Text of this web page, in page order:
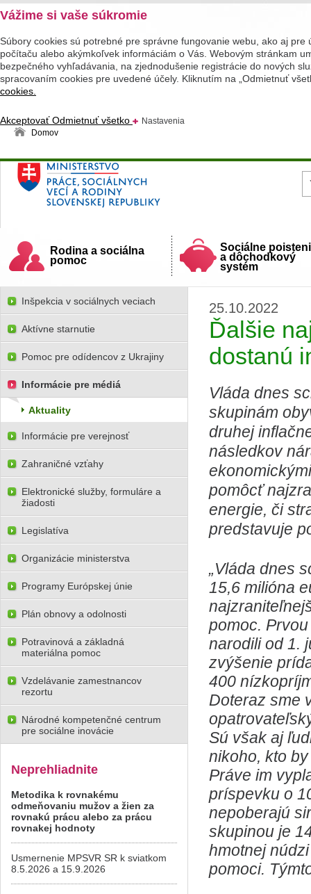
Vážime si vaše súkromie
Súbory cookies sú potrebné pre správne fungovanie webu, ako aj
počítaču alebo akýmkoľvek informáciám o Vás. Webovým stránkam
bezpečného vyhľadávania, na zjednodušenie registrácie do nových
spracovaním cookies pre uvedené účely. Kliknutím na „Odmietnuť
cookies.
AkceptovaťOdmietnuť všetko
Nastavenia
Domov
Ministerstvo práce, sociálnych vecí a rodiny
Slovenskej republiky
Rodina a sociálna
pomoc
Sociálne
a dôchodkový
systém
25.10.2022
Ďalšie
dostanú
Vláda dnes
skupinám
druhej
následkov
pomôcť
energie, či
predstavuje
„Vláda dnes
15,6 milióna
pomoc.
narodili od 1.
zvýšenie
400
Doteraz sme
Sú však aj
nikoho, kto
Práve im
príspevku o
nepoberajú
skupinou je
hmotnej
pomoci.
Inšpekcia v sociálnych veciach
Aktívne starnutie
Pomoc pre odídencov z Ukrajiny
Informácie pre médiá
Aktuality
Informácie pre verejnosť
Zahraničné vzťahy
Elektronické služby, formuláre a
žiadosti
Legislatíva
Organizácie ministerstva
Programy Európskej únie
Plán obnovy a odolnosti
Potravinová a základná
materiálna pomoc
Vzdelávanie zamestnancov
rezortu
Národné kompetenčné centrum
pre sociálne inovácie
Neprehliadnite
Metodika k rovnakému
odmeňovaniu mužov a žien za
rovnakú prácu alebo za prácu
rovnakej hodnoty
Usmernenie MPSVR SR k sviatkom
8.5.2026 a 15.9.2026